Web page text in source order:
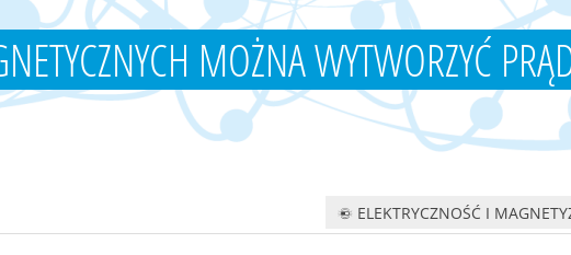
MOŻNA WYTWORZYĆ
ELEKTRYCZNOŚĆ I